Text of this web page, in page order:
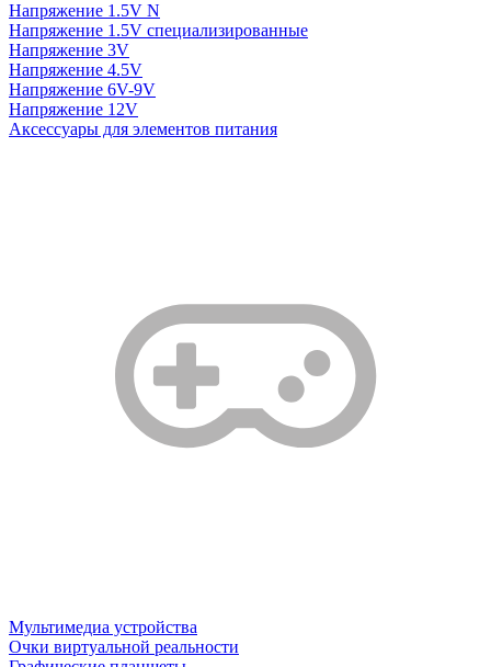
Напряжение 1.5V N
Напряжение 1.5V специализированные
Напряжение 3V
Напряжение 4.5V
Напряжение 6V-9V
Напряжение 12V
Аксессуары для элементов питания
Мультимедиа устройства
Очки виртуальной реальности